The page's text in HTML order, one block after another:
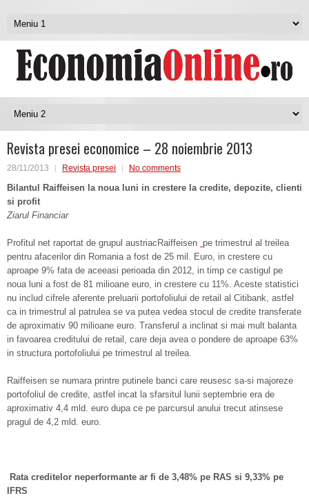
Revista presei economice – 28 noiembrie 2013
28/11/2013 Revista presei No comments
Bilantul
Raiffeisen la noua luni in crestere la credite, depozite, clienti
si profit
Ziarul Financiar
Profitul net raportat de grupul austriacRaiffeisen pe trimestrul al treilea
pentru afacerilor din Romania a fost de 25 mil. Euro, in crestere cu
aproape 9% fata de aceeasi perioada din 2012, in timp ce castigul pe
noua luni a fost de 81 milioane euro, in crestere cu 11%. Aceste statistici
nu includ cifrele aferente preluarii portofoliului de retail al Citibank, astfel
ca in trimestrul al patrulea se va putea vedea stocul de credite transferate
de aproximativ 90 milioane euro. Transferul a inclinat si mai mult balanta
in favoarea creditului de retail, care deja avea o pondere de aproape 63%
in structura portofoliului pe trimestrul al treilea.
Raiffeisen se numara printre putinele banci care reusesc sa-si majoreze
porto­foliul de credite, astfel incat la sfarsitul lunii septembrie era de
aproximativ 4,4 mld. euro dupa ce pe parcursul anului trecut atinsese
pragul de 4,2 mld. euro.
Rata creditelor neperformante ar fi de 3,48% pe RAS si 9,33% pe
IFRS